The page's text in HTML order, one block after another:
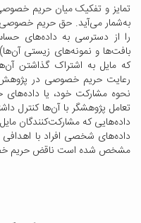
تمایز و تفکیک میان حریم
به‌شمار می‌آید. حق حریم خصوصی
را از دسترسی به داده‌های
بافت‌ها و نمونه‌های زیستی
که مایل به اشتراک‌ گذاشتن
رعایت حریم خصوصی در پژوهش
نحوه مشارکت خود، یا
تعامل پژوهشگر با آن‌ها کنترل
داده‌هایی که مشارکت‌کنندگان
داده‌های شخصی افراد با اهدافی
مشخص شده است ناقض حریم